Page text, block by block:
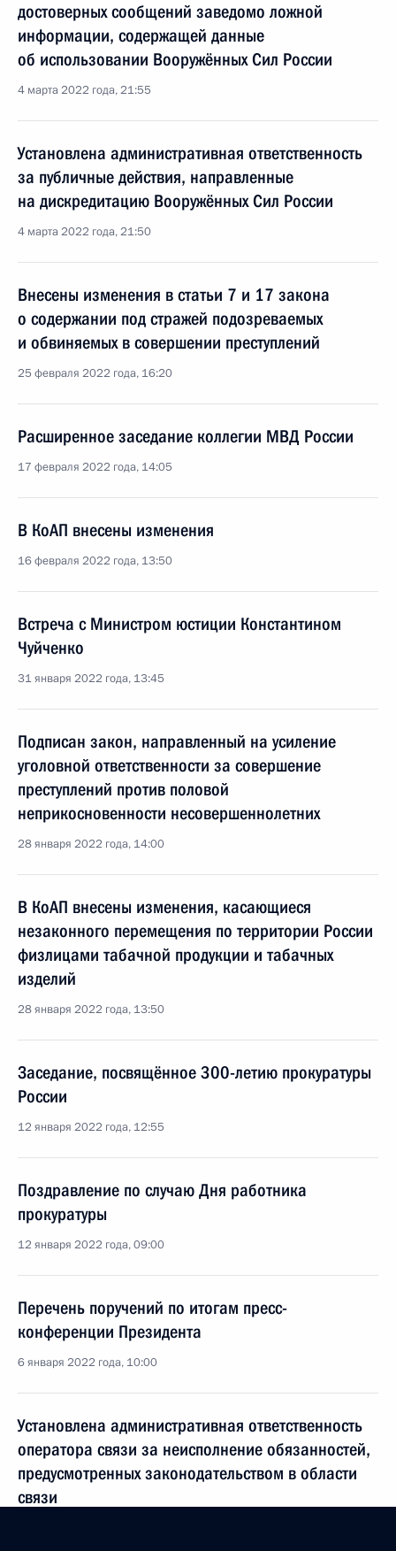
достоверных сообщений заведомо ложной
информации, содержащей данные
об использовании Вооружённых Сил России
4 марта 2022 года, 21:55
Установлена административная ответственность
за публичные действия, направленные
на дискредитацию Вооружённых Сил России
4 марта 2022 года, 21:50
Внесены изменения в статьи 7 и 17 закона
о содержании под стражей подозреваемых
и обвиняемых в совершении преступлений
25 февраля 2022 года, 16:20
Расширенное заседание коллегии МВД России
17 февраля 2022 года, 14:05
В КоАП внесены изменения
16 февраля 2022 года, 13:50
Встреча с Министром юстиции Константином
Чуйченко
31 января 2022 года, 13:45
Подписан закон, направленный на усиление
уголовной ответственности за совершение
преступлений против половой
неприкосновенности несовершеннолетних
28 января 2022 года, 14:00
В КоАП внесены изменения, касающиеся
незаконного перемещения по территории России
физлицами табачной продукции и табачных
изделий
28 января 2022 года, 13:50
Заседание, посвящённое 300-летию прокуратуры
России
12 января 2022 года, 12:55
Поздравление по случаю Дня работника
прокуратуры
12 января 2022 года, 09:00
Перечень поручений по итогам пресс-
конференции Президента
6 января 2022 года, 10:00
Установлена административная ответственность
оператора связи за неисполнение обязанностей,
предусмотренных законодательством в области
связи